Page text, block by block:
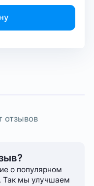
отзывов
о популярном
Так мы улучшаем